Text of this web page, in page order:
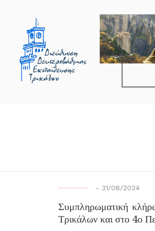
- 31/08/2024
Συμπληρωματική
Τρικάλων και στο 4ο